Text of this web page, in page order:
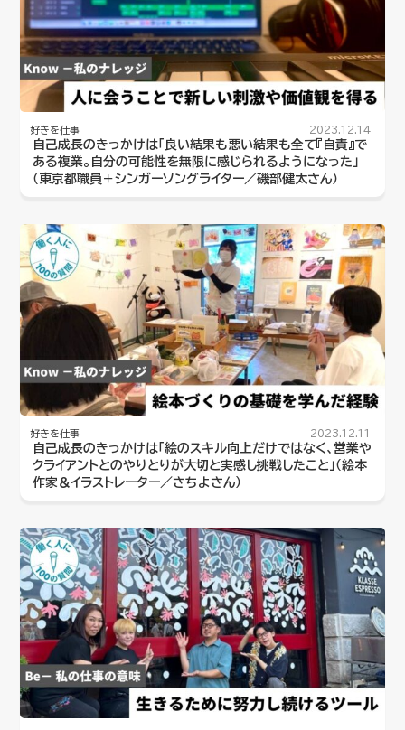
好きを仕事 2023.12.14
自己成長のきっかけは「良い結果も悪い結果も全て『自責』で
ある複業。自分の可能性を無限に感じられるようになった」
（東京都職員＋シンガーソングライター／磯部健太さん）
好きを仕事 2023.12.11
自己成長のきっかけは「絵のスキル向上だけではなく、営業や
クライアントとのやりとりが大切と実感し挑戦したこと」（絵本
作家＆イラストレーター／さちよさん）